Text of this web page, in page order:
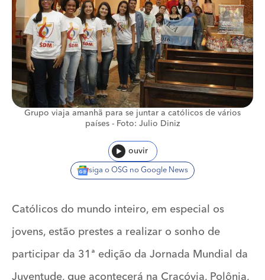
Grupo viaja amanhã para se juntar a católicos de vários
países - Foto: Julio Diniz
ouvir
siga o OSG no Google News
Católicos do mundo inteiro, em especial os
jovens, estão prestes a realizar o sonho de
participar da 31ª edição da Jornada Mundial da
Juventude, que acontecerá na Cracóvia, Polônia,